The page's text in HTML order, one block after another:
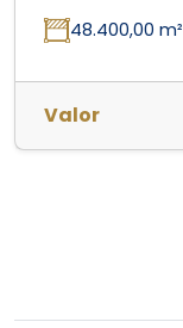
48.400,00 m²
Valor